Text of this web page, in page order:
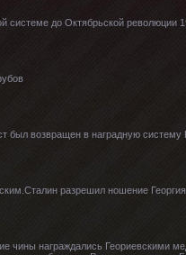
системе до Октябрьской революции
был возвращен в наградную
разрешил ношение
чины награждались Геориевскими